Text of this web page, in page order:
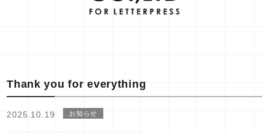
Thank you for everything
2025.10.19 お知らせ